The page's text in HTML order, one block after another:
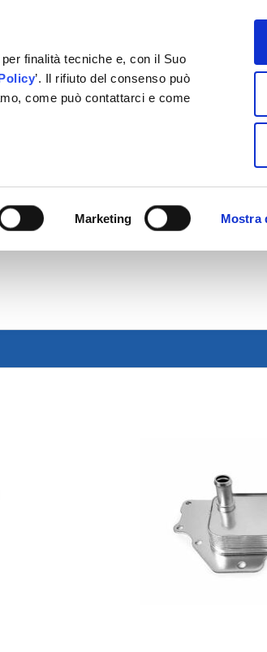
finalità tecniche e, con il Suo
’. Il rifiuto del consenso può
come può contattarci e come
Marketing Mostra
Filters si è aggiudicata un importante
chiave dei motori elettrici di
Nissan Mitsubishi Alliance.